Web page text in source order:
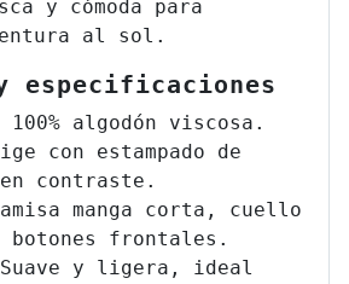
y cómoda para
al sol.
especificaciones
100% algodón viscosa.
con estampado de
contraste.
manga corta, cuello
frontales.
Suave y ligera, ideal